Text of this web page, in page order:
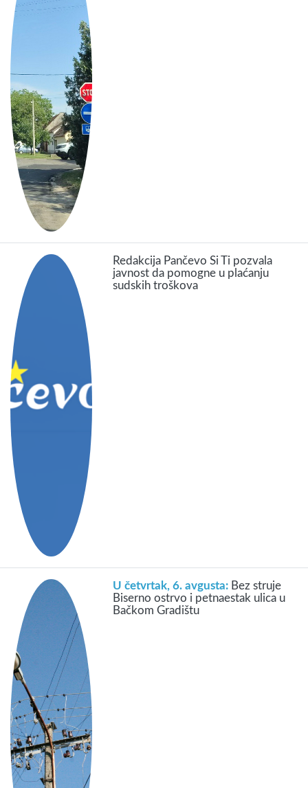
Redakcija Pančevo Si Ti pozvala
javnost da pomogne u plaćanju
sudskih troškova
U četvrtak, 6. avgusta: Bez struje
Biserno ostrvo i petnaestak ulica u
Bačkom Gradištu